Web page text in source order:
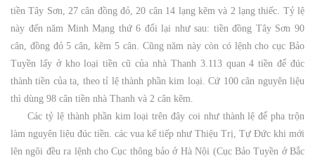
tiền Tây Sơn, 27 cân đồng đỏ, 20 cân 14 lạng kẽm và 2 lạng thiếc. Tỷ lệ
này đến năm Minh Mạng thứ 6 đổi lại như sau: tiền đồng Tây Sơn 90
cân, đồng đỏ 5 cân, kẽm 5 cân. Cũng năm này còn có lệnh cho cục Bảo
Tuyền lấy ở kho loại tiền cũ của nhà Thanh 3.113 quan 4 tiền để đúc
thành tiền của ta, theo tỉ lệ thành phần kim loại. Cứ 100 cân nguyên liệu
thì dùng 98 cân tiền nhà Thanh và 2 cân kẽm.
Các tỷ lệ thành phần kim loại trên đây coi như thành lệ để pha trộn
làm nguyên liệu đúc tiền. các vua kế tiếp như Thiệu Trị, Tự Đức khi mới
lên ngôi đều ra lệnh cho Cục thông bảo ở Hà Nội (Cục Bảo Tuyền ở Bắc